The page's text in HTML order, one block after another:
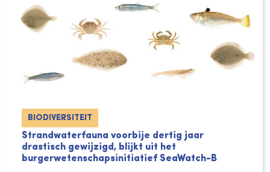
BIODIVERSITEIT
Strandwaterfauna voorbije dertig jaar
drastisch gewijzigd, blijkt uit het
burgerwetenschapsinitiatief SeaWatch-B